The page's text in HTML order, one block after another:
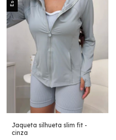
Jaqueta silhueta slim fit -
cinza